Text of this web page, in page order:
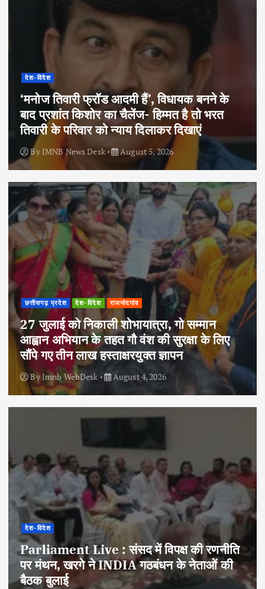
देश-विदेश
‘मनोज तिवारी फ्रॉड आदमी हैं’, विधायक बनने के
बाद प्रशांत किशोर का चैलेंज- हिम्मत है तो भरत
तिवारी के परिवार को न्याय दिलाकर दिखाएं
By IMNB News Desk August 5, 2026
छत्तीसगढ़ प्रदेश देश-विदेश राजनांदगांव
27 जुलाई को निकाली शोभायात्रा, गो सम्मान
आह्वान अभियान के तहत गौ वंश की सुरक्षा के लिए
सौंपे गए तीन लाख हस्ताक्षरयुक्त ज्ञापन
ByImnb WebDesk August 4, 2026
देश-विदेश
Parliament Live : संसद में विपक्ष की रणनीति
पर मंथन, खरगे ने INDIA गठबंधन के नेताओं की
बैठक बुलाई